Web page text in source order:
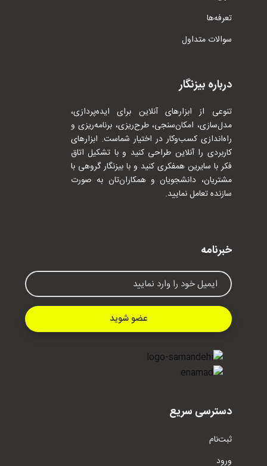
تعرفه‌ها
سوالات متداول
درباره بیزنگار
تنوعی از ابزارهای آنلاین برای ایده‌پردازی،
مدل‌سازی، امکان‌سنجی، طرح‌ریزی، برنامه‌ریزی و
راه‌اندازی کسب‌وکار در اختیار شماست. ابزارهای
کاربردی را آنلاین طراحی کنید و با تشکیل اتاق
فکر با سایرین همفکری کنید و با بیزنگار گروهی با
مشتریان، دانشجویان و همکاران‌تان به صورت
سازنده تعامل نمایید.
خبرنامه
عضو شوید
دسترسی سریع
ثبت‌نام
ورود